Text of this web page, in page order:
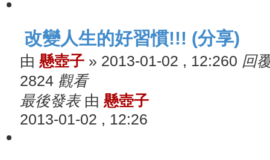
改變人生的好習慣!!! (分享)
由 懸壺子 » 2013-01-02 , 12:260 回
2824 觀看
最後發表 由 懸壺子
2013-01-02 , 12:26